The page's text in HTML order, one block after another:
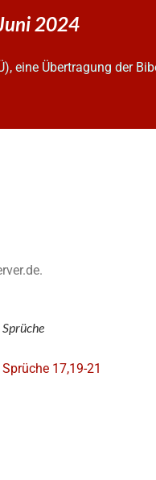
2024
eine Übertragung der
Sprüche
Sprüche 17,19-21